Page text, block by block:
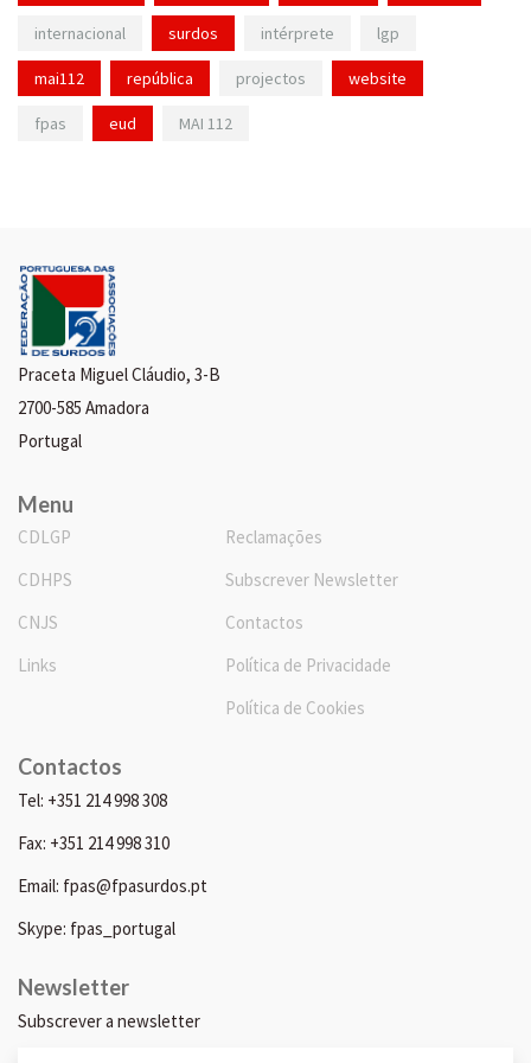
internacional surdos intérprete lgp
mai112 república projectos website
fpas eud MAI 112
Praceta Miguel Cláudio, 3-B
2700-585 Amadora
Portugal
Menu
CDLGP
CDHPS
CNJS
Links
Reclamações
Subscrever Newsletter
Contactos
Política de Privacidade
Política de Cookies
Contactos
Tel: +351 214 998 308
Fax: +351 214 998 310
Email: fpas@fpasurdos.pt
Skype: fpas_portugal
Newsletter
Subscrever a newsletter